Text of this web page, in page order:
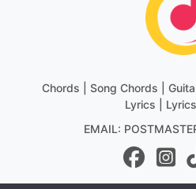
Chords | Song Chords |
Lyrics |
EMAIL: